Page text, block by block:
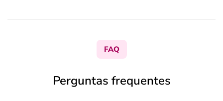
FAQ
Perguntas frequentes